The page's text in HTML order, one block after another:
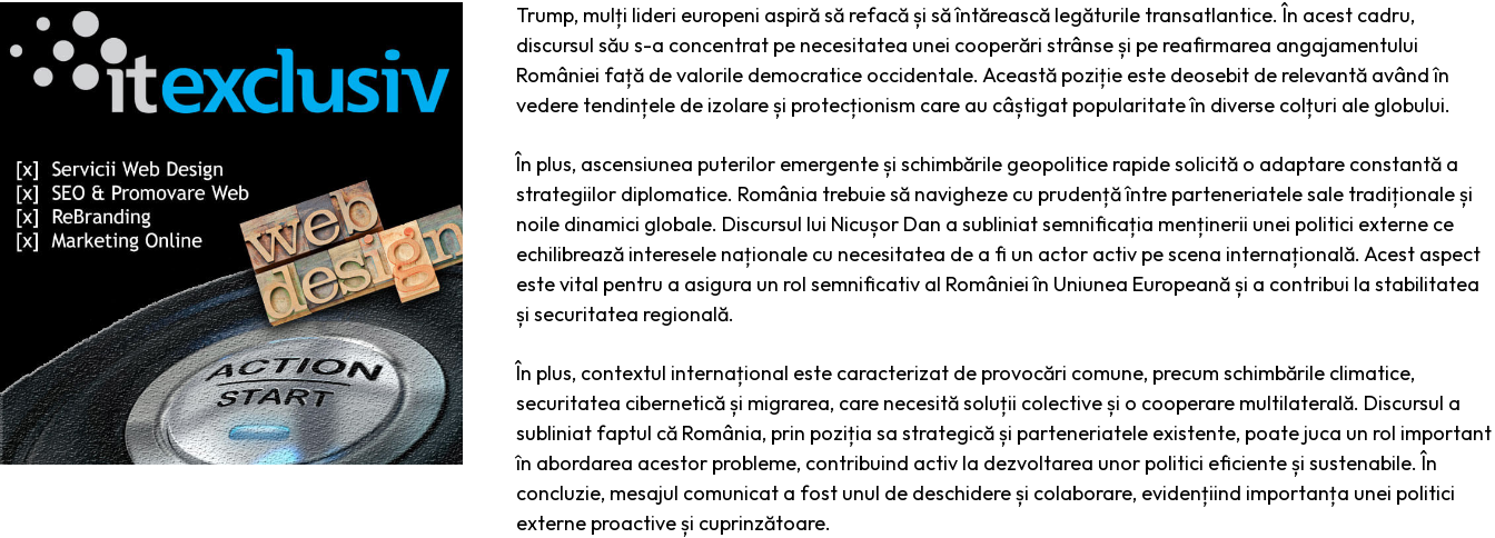
Trump, mulți lideri europeni aspiră să refacă și să întărească legăturile transatlantice. În acest cadru,
discursul său s-a concentrat pe necesitatea unei cooperări strânse și pe reafirmarea angajamentului
României față de valorile democratice occidentale. Această poziție este deosebit de relevantă având în
vedere tendințele de izolare și protecționism care au câștigat popularitate în diverse colțuri ale globului.
În plus, ascensiunea puterilor emergente și schimbările geopolitice rapide solicită o adaptare constantă a
strategiilor diplomatice. România trebuie să navigheze cu prudență între parteneriatele sale tradiționale și
noile dinamici globale. Discursul lui Nicușor Dan a subliniat semnificația menținerii unei politici externe ce
echilibrează interesele naționale cu necesitatea de a fi un actor activ pe scena internațională. Acest aspect
este vital pentru a asigura un rol semnificativ al României în Uniunea Europeană și a contribui la stabilitatea
și securitatea regională.
În plus, contextul internațional este caracterizat de provocări comune, precum schimbările climatice,
securitatea cibernetică și migrarea, care necesită soluții colective și o cooperare multilaterală. Discursul a
subliniat faptul că România, prin poziția sa strategică și parteneriatele existente, poate juca un rol important
în abordarea acestor probleme, contribuind activ la dezvoltarea unor politici eficiente și sustenabile. În
concluzie, mesajul comunicat a fost unul de deschidere și colaborare, evidențiind importanța unei politici
externe proactive și cuprinzătoare.